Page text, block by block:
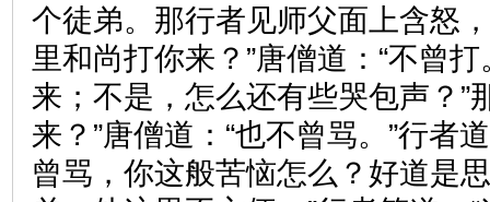
个徒弟。那行者见师父面上含怒
里和尚打你来？”唐僧道：“不曾打
来；不是，怎么还有些哭包声？”
来？”唐僧道：“也不曾骂。”行者
曾骂，你这般苦恼怎么？好道是